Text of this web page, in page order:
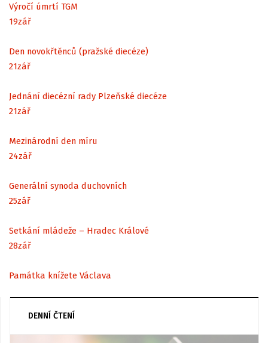
Výročí úmrtí TGM
19zář
Den novokřtěnců (pražské diecéze)
21zář
Jednání diecézní rady Plzeňské diecéze
21zář
Mezinárodní den míru
24zář
Generální synoda duchovních
25zář
Setkání mládeže – Hradec Králové
28zář
Památka knížete Václava
DENNÍ ČTENÍ